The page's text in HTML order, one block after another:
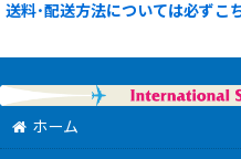
送料･配送方法については必ずこ
ホーム